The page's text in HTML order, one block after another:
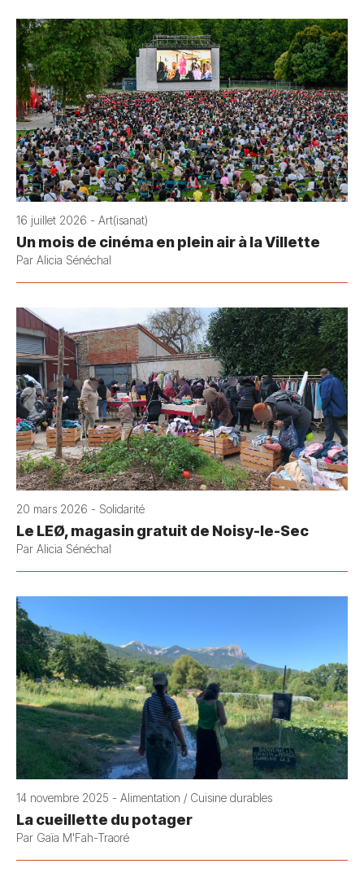
16 juillet 2026 - Art(isanat)
Un mois de cinéma en plein air à la Villette
Par Alicia Sénéchal
20 mars 2026 - Solidarité
Le LEØ, magasin gratuit de Noisy-le-Sec
Par Alicia Sénéchal
14 novembre 2025 - Alimentation / Cuisine durables
La cueillette du potager
Par Gaïa M'Fah-Traoré